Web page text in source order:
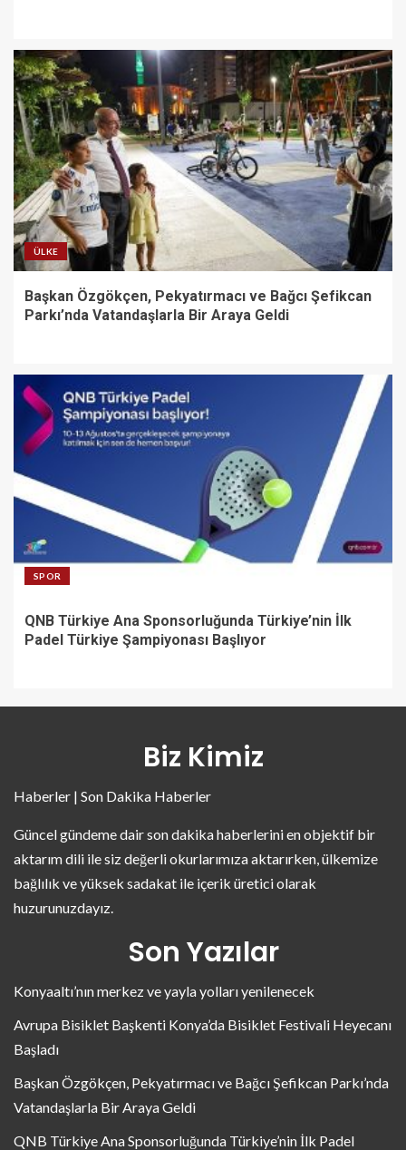
ÜLKE
Başkan Özgökçen, Pekyatırmacı ve Bağcı Şefikcan
Parkı’nda Vatandaşlarla Bir Araya Geldi
SPOR
QNB Türkiye Ana Sponsorluğunda Türkiye’nin İlk
Padel Türkiye Şampiyonası Başlıyor
Biz Kimiz
Haberler | Son Dakika Haberler
Güncel gündeme dair son dakika haberlerini en objektif bir
aktarım dili ile siz değerli okurlarımıza aktarırken, ülkemize
bağlılık ve yüksek sadakat ile içerik üretici olarak
huzurunuzdayız.
Son Yazılar
Konyaaltı’nın merkez ve yayla yolları yenilenecek
Avrupa Bisiklet Başkenti Konya’da Bisiklet Festivali Heyecanı
Başladı
Başkan Özgökçen, Pekyatırmacı ve Bağcı Şefikcan Parkı’nda
Vatandaşlarla Bir Araya Geldi
QNB Türkiye Ana Sponsorluğunda Türkiye’nin İlk Padel